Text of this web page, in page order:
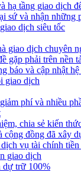
hạ tầng giao dịch
sứ và nhận những
dịch siêu tốc
giao dịch chuyên
gặp phải trên nền
báo và cập nhật
giao dịch
phí và nhiều
chia sẻ kiến
đồng đã xây
vụ tài chính
giao dịch
dự trữ 100%